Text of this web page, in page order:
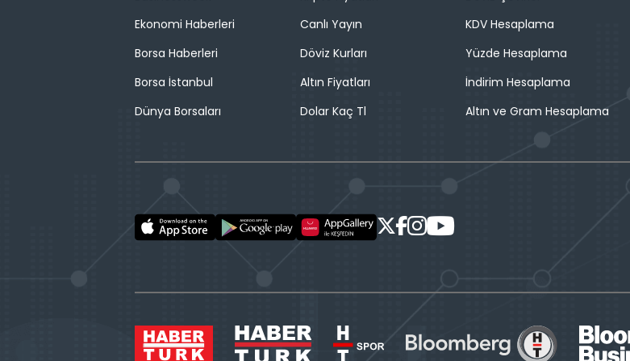
Ekonomi Haberleri
Borsa Haberleri
Borsa İstanbul
Dünya Borsaları
Canlı Yayın
Döviz Kurları
Altın Fiyatları
Dolar Kaç Tl
KDV Hesaplama
Yüzde Hesaplama
İndirim Hesaplama
Altın ve Gram Hesaplama